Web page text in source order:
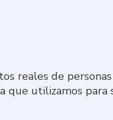
reales de
que utilizamos